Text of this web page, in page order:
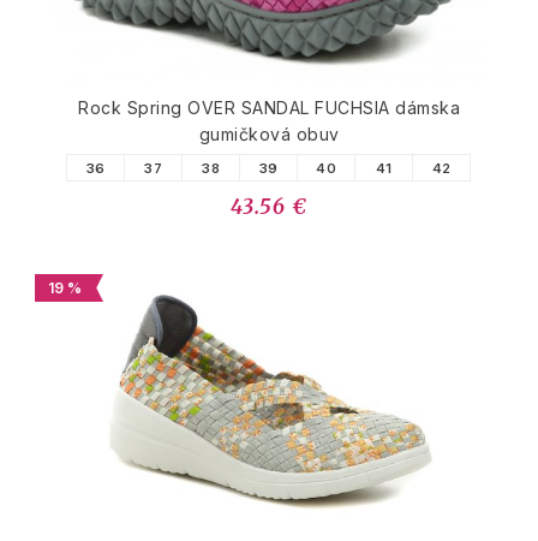
Rock Spring OVER SANDAL FUCHSIA dámska
gumičková obuv
36 37 38 39 40 41 42
43.56 €
19 %